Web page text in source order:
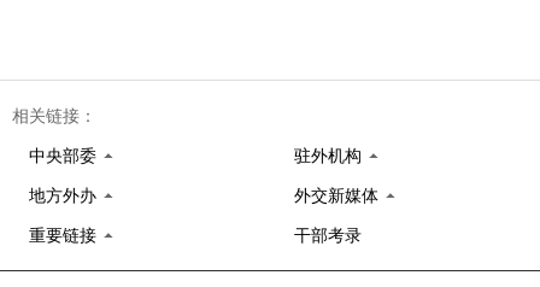
相关链接：
中央部委 驻外机构
地方外办 外交新媒体
重要链接 干部考录